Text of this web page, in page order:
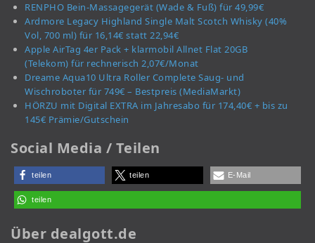
RENPHO Bein-Massagegerät (Wade & Fuß) für 49,99€
Ardmore Legacy Highland Single Malt Scotch Whisky (40%
Vol, 700 ml) für 16,14€ statt 22,94€
Apple AirTag 4er Pack + klarmobil Allnet Flat 20GB
(Telekom) für rechnerisch 2,07€/Monat
Dreame Aqua10 Ultra Roller Complete Saug- und
Wischroboter für 749€ – Bestpreis (MediaMarkt)
HÖRZU mit Digital EXTRA im Jahresabo für 174,40€ + bis zu
145€ Prämie/Gutschein
Social Media / Teilen
teilen teilen E-Mail
teilen
Über dealgott.de